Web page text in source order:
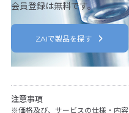
会員登録は無料です。
ZAIで製品を探す
注意事項
価格及び、サービスの仕様・内